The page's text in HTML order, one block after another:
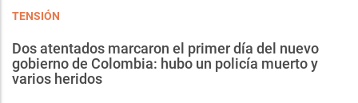
TENSIÓN
Dos atentados marcaron el primer día del nuevo
gobierno de Colombia: hubo un policía muerto y
varios heridos